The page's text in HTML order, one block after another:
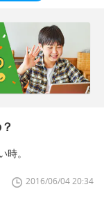
。
2016/06/04 20:34